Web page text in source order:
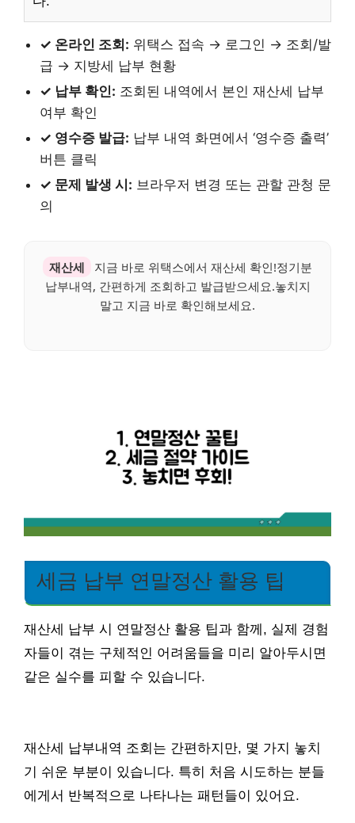
✓ 온라인 조회: 위택스 접속 → 로그인 → 조회/발
급 → 지방세 납부 현황
✓ 납부 확인: 조회된 내역에서 본인 재산세 납부
여부 확인
✓ 영수증 발급: 납부 내역 화면에서 ‘영수증 출력’
버튼 클릭
✓ 문제 발생 시: 브라우저 변경 또는 관할 관청 문
의
재산세
지금 바로 위택스에서 재산세 확인!정기분
납부내역, 간편하게 조회하고 발급받으세요.놓치지
말고 지금 바로 확인해보세요.
세금 납부 연말정산 활용 팁
재산세 납부 시 연말정산 활용 팁과 함께, 실제 경험
자들이 겪는 구체적인 어려움들을 미리 알아두시면
같은 실수를 피할 수 있습니다.
재산세 납부내역 조회는 간편하지만, 몇 가지 놓치
기 쉬운 부분이 있습니다. 특히 처음 시도하는 분들
에게서 반복적으로 나타나는 패턴들이 있어요.